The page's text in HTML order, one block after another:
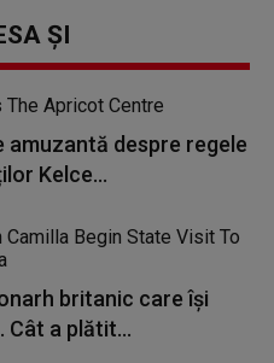
ȘI
amuzantă despre regele
Kelce...
britanic care își
Cât a plătit...